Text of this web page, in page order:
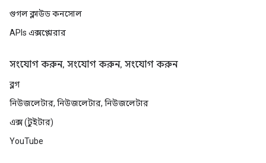
গুগল ক্লাউড কনসোল
APIs এক্সপ্লোরার
সংযোগ করুন, সংযোগ করুন, সংযোগ করুন
ব্লগ
নিউজলেটার, নিউজলেটার, নিউজলেটার
এক্স (টুইটার)
YouTube